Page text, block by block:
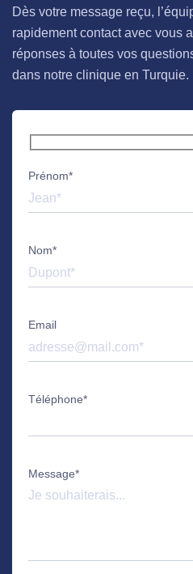
Dès votre message reçu,
rapidement contact avec vous
réponses à toutes vos
dans notre clinique en Turquie.
Prénom*
Nom*
Email
Téléphone*
Message*